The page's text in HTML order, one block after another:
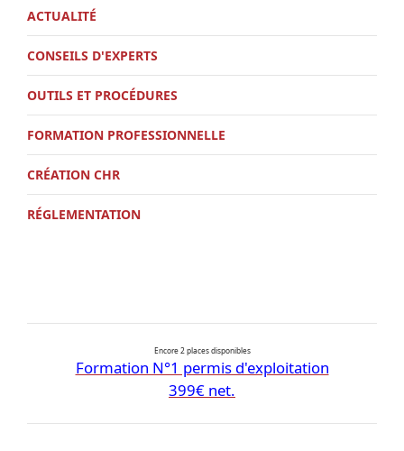
ACTUALITÉ
CONSEILS D'EXPERTS
OUTILS ET PROCÉDURES
FORMATION PROFESSIONNELLE
CRÉATION CHR
RÉGLEMENTATION
Encore 2 places disponibles
Formation N°1 permis d'exploitation
399€ net.